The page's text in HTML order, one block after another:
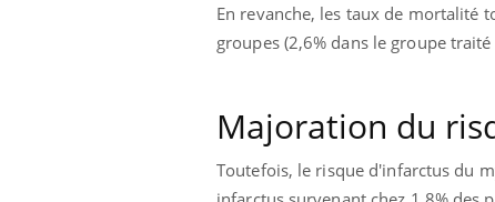
En revanche, les taux de mortalité
groupes (2,6% dans le groupe
Majoration du
Toutefois, le risque d'infarctus du
Eczéma Chronique des Mains : se
préparer pour l’été !Youtube
rythme de vie ! Vacances, plage, piscine,
soleil, activités en plein air… Nos mains